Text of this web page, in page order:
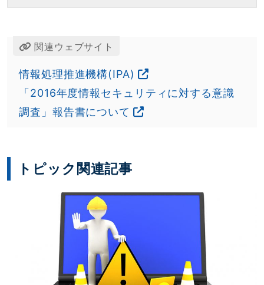
関連ウェブサイト
情報処理推進機構(IPA)
「2016年度情報セキュリティに対する意識
調査」報告書について
トピック関連記事